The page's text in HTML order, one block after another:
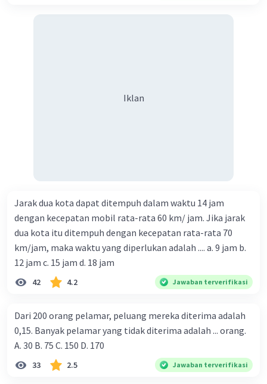
Iklan
Jarak dua kota dapat ditempuh dalam waktu 14 jam
dengan kecepatan mobil rata-rata 60 km/ jam. Jika jarak
dua kota itu ditempuh dengan kecepatan rata-rata 70
km/jam, maka waktu yang diperlukan adalah .... a. 9 jam b.
12 jam c. 15 jam d. 18 jam
42 4.2 Jawaban terverifikasi
Dari 200 orang pelamar, peluang mereka diterima adalah
0,15. Banyak pelamar yang tidak diterima adalah ... orang.
A. 30 B. 75 C. 150 D. 170
33 2.5 Jawaban terverifikasi